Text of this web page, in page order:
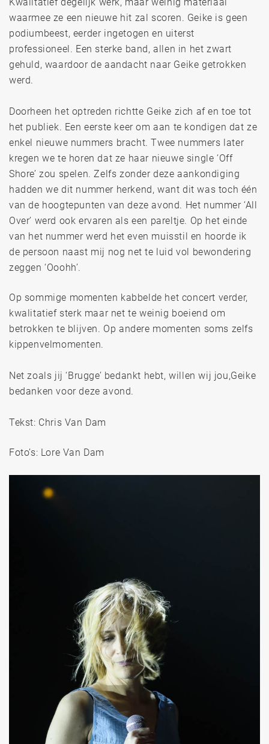
waarmee ze een nieuwe hit zal scoren. Geike is geen
podiumbeest, eerder ingetogen en uiterst
professioneel. Een sterke band, allen in het zwart
gehuld, waardoor de aandacht naar Geike getrokken
werd.
Doorheen het optreden richtte Geike zich af en toe tot
het publiek. Een eerste keer om aan te kondigen dat ze
enkel nieuwe nummers bracht. Twee nummers later
kregen we te horen dat ze haar nieuwe single ‘Off
Shore’ zou spelen. Zelfs zonder deze aankondiging
hadden we dit nummer herkend, want dit was toch één
van de hoogtepunten van deze avond. Het nummer ‘All
Over’ werd ook ervaren als een pareltje. Op het einde
van het nummer werd het even muisstil en hoorde ik
de persoon naast mij nog net te luid vol bewondering
zeggen ‘Ooohh’.
Op sommige momenten kabbelde het concert verder,
kwalitatief sterk maar net te weinig boeiend om
betrokken te blijven. Op andere momenten soms zelfs
kippenvelmomenten.
Net zoals jij ‘Brugge’ bedankt hebt, willen wij jou,Geike
bedanken voor deze avond.
Tekst: Chris Van Dam
Foto’s: Lore Van Dam